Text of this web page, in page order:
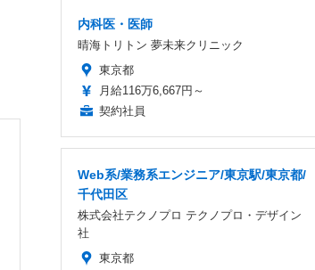
内科医・医師
晴海トリトン 夢未来クリニック
東京都
月給116万6,667円～
契約社員
Web系/業務系エンジニア/東京駅/東京都/
千代田区
株式会社テクノプロ テクノプロ・デザイン
社
東京都